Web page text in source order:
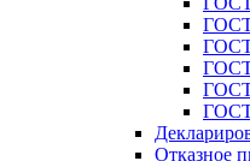
ГОСТ
ГОСТ
ГОСТ
ГОСТ
Отказное